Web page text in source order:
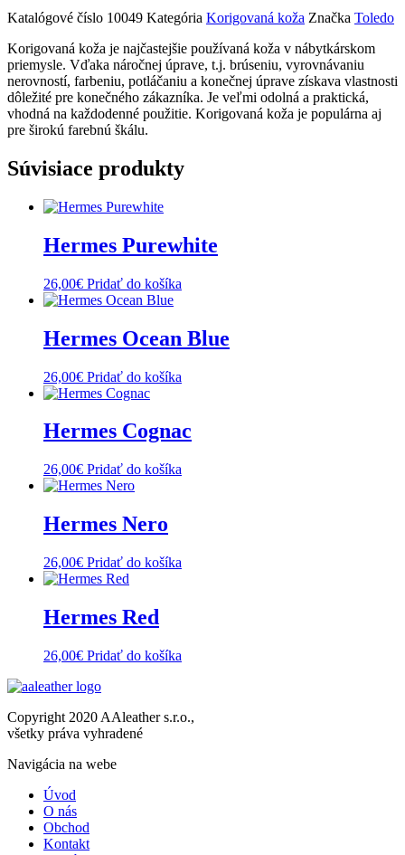
Katalógové číslo 10049 Kategória Korigovaná koža Značka Toledo
Korigovaná koža je najčastejšie používaná koža v nábytkárskom
priemysle. Vďaka náročnej úprave, t.j. brúseniu, vyrovnávaniu
nerovností, farbeniu, potláčaniu a konečnej úprave získava vlastnosti
dôležité pre konečného zákazníka. Je veľmi odolná a praktická,
vhodná na každodenné použitie. Korigovaná koža je populárna aj
pre širokú farebnú škálu.
Súvisiace produkty
Hermes Purewhite
26,00€ Pridať do košíka
Hermes Ocean Blue
26,00€ Pridať do košíka
Hermes Cognac
26,00€ Pridať do košíka
Hermes Nero
26,00€ Pridať do košíka
Hermes Red
26,00€ Pridať do košíka
Copyright 2020 AAleather s.r.o.,
všetky práva vyhradené
Navigácia na webe
Úvod
O nás
Obchod
Kontakt